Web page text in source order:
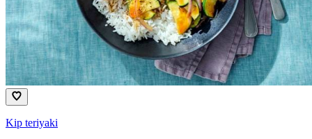
Kip teriyaki